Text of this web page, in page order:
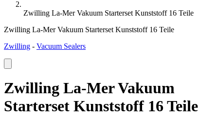
Zwilling La-Mer Vakuum Starterset Kunststoff 16 Teile
Zwilling La-Mer Vakuum Starterset Kunststoff 16 Teile
Zwilling - Vacuum Sealers
Zwilling La-Mer Vakuum
Starterset Kunststoff 16 Teile